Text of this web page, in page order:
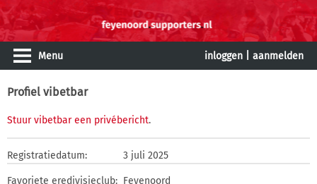
Menu inloggen aanmelden
Profiel vibetbar
Stuur vibetbar een privébericht.
Registratiedatum: 3 juli 2025
Favoriete eredivisieclub: Feyenoord